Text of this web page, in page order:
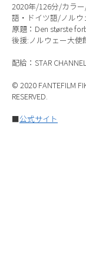
2020年/126分/カラ
語・ドイツ語/ノル
原題：Den største
後援:ノルウェー大使
配給：STAR
© 2020 FANTEFILM
RESERVED.
公式サイト